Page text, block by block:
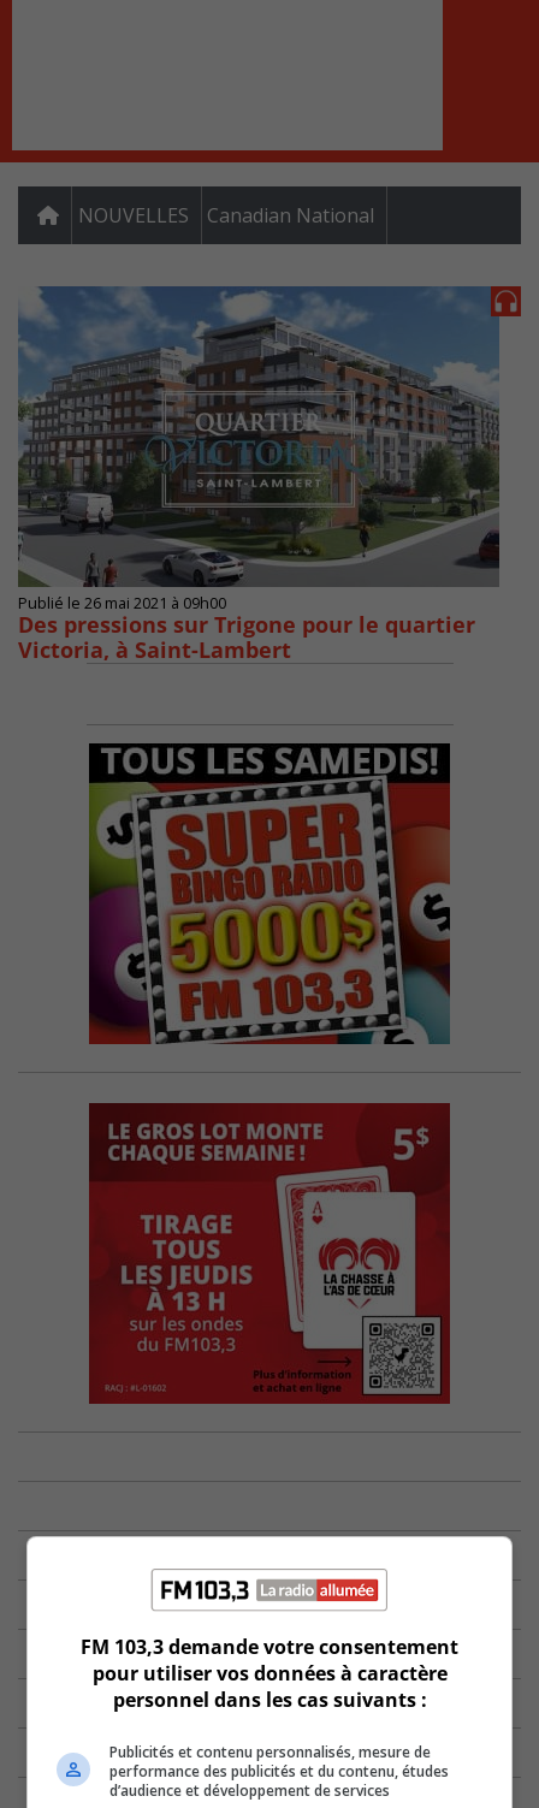
NOUVELLES Canadian National
Publié le 26 mai 2021 à 09h00
Des pressions sur Trigone pour le quartier
Victoria, à Saint-Lambert
FM 103,3 demande votre consentement
pour utiliser vos données à caractère
personnel dans les cas suivants :
Publicités et contenu personnalisés, mesure de
performance des publicités et du contenu, études
d’audience et développement de services